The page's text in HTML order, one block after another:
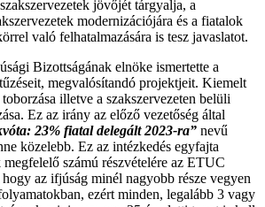
jövőjét tárgyalja, a
modernizációjára és a fiatalok
való felhatalmazására is tesz javaslatot.
Bizottságának elnöke ismertette a
megvalósítandó projektjeit. Kiemelt
illetve a szakszervezeten belüli
Ez az irány az előző vezetőség által
23% fiatal delegált 2023-ra” nevű
közelebb. Ez az intézkedés egyfajta
számú részvételére az ETUC
az ifjúság minél nagyobb része vegyen
ezért minden, legalább 3 vagy